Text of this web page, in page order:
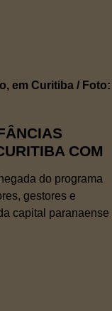
COM
do programa
gestores e
capital paranaense